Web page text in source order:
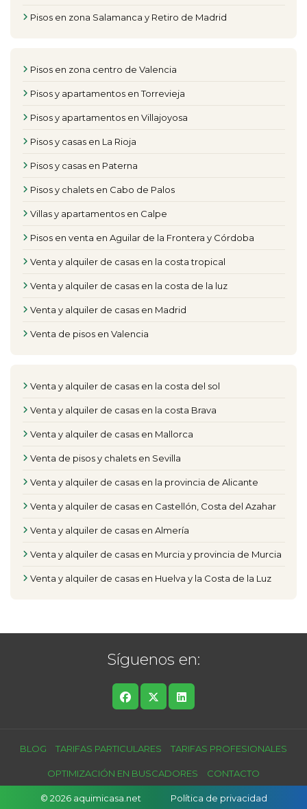
Pisos en zona Salamanca y Retiro de Madrid
Pisos en zona centro de Valencia
Pisos y apartamentos en Torrevieja
Pisos y apartamentos en Villajoyosa
Pisos y casas en La Rioja
Pisos y casas en Paterna
Pisos y chalets en Cabo de Palos
Villas y apartamentos en Calpe
Pisos en venta en Aguilar de la Frontera y Córdoba
Venta y alquiler de casas en la costa tropical
Venta y alquiler de casas en la costa de la luz
Venta y alquiler de casas en Madrid
Venta de pisos en Valencia
Venta y alquiler de casas en la costa del sol
Venta y alquiler de casas en la costa Brava
Venta y alquiler de casas en Mallorca
Venta de pisos y chalets en Sevilla
Venta y alquiler de casas en la provincia de Alicante
Venta y alquiler de casas en Castellón, Costa del Azahar
Venta y alquiler de casas en Almería
Venta y alquiler de casas en Murcia y provincia de Murcia
Venta y alquiler de casas en Huelva y la Costa de la Luz
Síguenos en:
BLOG TARIFAS PARTICULARES TARIFAS PROFESIONALES
OPTIMIZACIÓN EN BUSCADORES CONTACTO
© 2026 aquimicasa.net Política de privacidad